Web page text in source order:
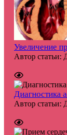
Увеличение
Автор статьи:
Диагностика
Автор статьи: